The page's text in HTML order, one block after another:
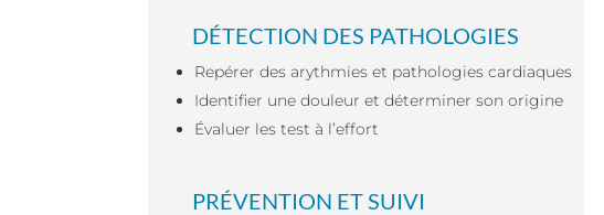
DÉTECTION DES PATHOLOGIES
Repérer des arythmies et pathologies cardiaques
Identifier une douleur et déterminer son origine
Évaluer les test à l’effort
PRÉVENTION ET SUIVI